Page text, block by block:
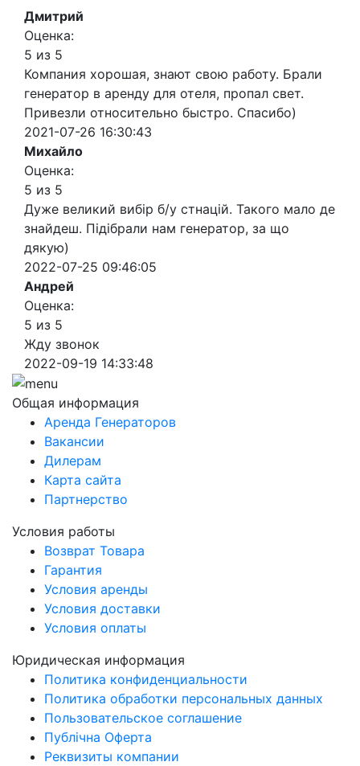
Дмитрий
Оценка:
5 из 5
Компания хорошая, знают свою работу. Брали
генератор в аренду для отеля, пропал свет.
Привезли относительно быстро. Спасибо)
2021-07-26 16:30:43
Михайло
Оценка:
5 из 5
Дуже великий вибір б/у стнацій. Такого мало де
знайдеш. Підібрали нам генератор, за що
дякую)
2022-07-25 09:46:05
Андрей
Оценка:
5 из 5
Жду звонок
2022-09-19 14:33:48
Общая информация
Аренда Генераторов
Вакансии
Дилерам
Карта сайта
Партнерство
Условия работы
Возврат Товара
Гарантия
Условия аренды
Условия доставки
Условия оплаты
Юридическая информация
Политика конфиденциальности
Политика обработки персональных данных
Пользовательское соглашение
Публічна Оферта
Реквизиты компании